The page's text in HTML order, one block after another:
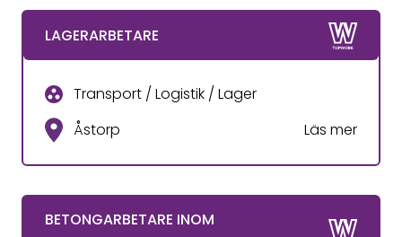
LAGERARBETARE
Transport / Logistik / Lager
Åstorp
Läs mer
BETONGARBETARE INOM